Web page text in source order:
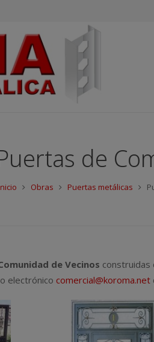
de
Obras Puertas metálicas
de Vecinos construidas
electrónico comercial@koroma.net